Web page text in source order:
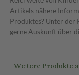
Artikels nähere
Produktes? Unter der
gerne Auskunft über
Weitere Produkte